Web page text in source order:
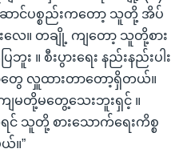
င်ပစ္စည်းကတော့ သူတို့ အိပ်
ေ။ တချို့ ကျတော့ သူတို့စား
။ စီးပွားရေး နည်းနည်းပါး
ေ လှူထားတာတော့ရှိတယ်။
ျမတို့မတွေ့သေးဘူးရှင့် ။
သူတို့ စားသောက်ရေးကိစ္စ
။”